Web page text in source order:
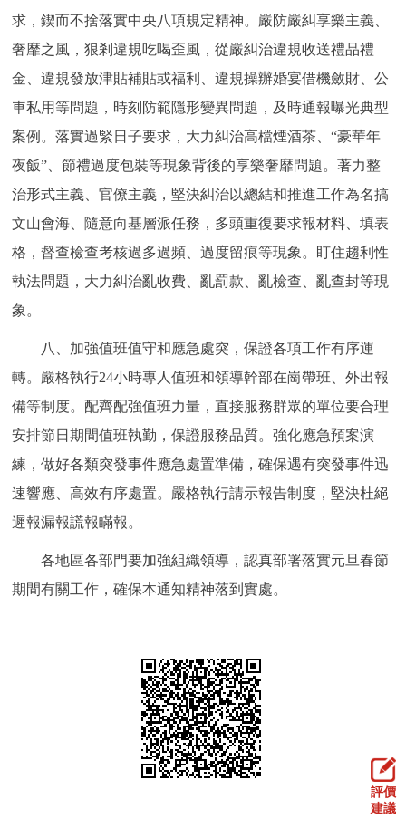
求，鍥而不捨落實中央八項規定精神。嚴防嚴糾享樂主義、
奢靡之風，狠剎違規吃喝歪風，從嚴糾治違規收送禮品禮
金、違規發放津貼補貼或福利、違規操辦婚宴借機斂財、公
車私用等問題，時刻防範隱形變異問題，及時通報曝光典型
案例。落實過緊日子要求，大力糾治高檔煙酒茶、“豪華年
夜飯”、節禮過度包裝等現象背後的享樂奢靡問題。著力整
治形式主義、官僚主義，堅決糾治以總結和推進工作為名搞
文山會海、隨意向基層派任務，多頭重復要求報材料、填表
格，督查檢查考核過多過頻、過度留痕等現象。盯住趨利性
執法問題，大力糾治亂收費、亂罰款、亂檢查、亂查封等現
象。
八、加強值班值守和應急處突，保證各項工作有序運
轉。嚴格執行24小時專人值班和領導幹部在崗帶班、外出報
備等制度。配齊配強值班力量，直接服務群眾的單位要合理
安排節日期間值班執勤，保證服務品質。強化應急預案演
練，做好各類突發事件應急處置準備，確保遇有突發事件迅
速響應、高效有序處置。嚴格執行請示報告制度，堅決杜絕
遲報漏報謊報瞞報。
各地區各部門要加強組織領導，認真部署落實元旦春節
期間有關工作，確保本通知精神落到實處。
評價
建議